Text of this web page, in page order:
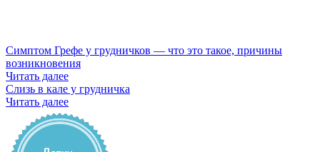
Симптом Грефе у грудничков — что это такое, причины
возникновения
Читать далее
Слизь в кале у грудничка
Читать далее